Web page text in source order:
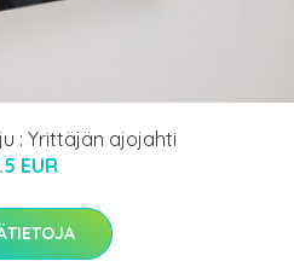
: Yrittäjän ajojahti
EUR